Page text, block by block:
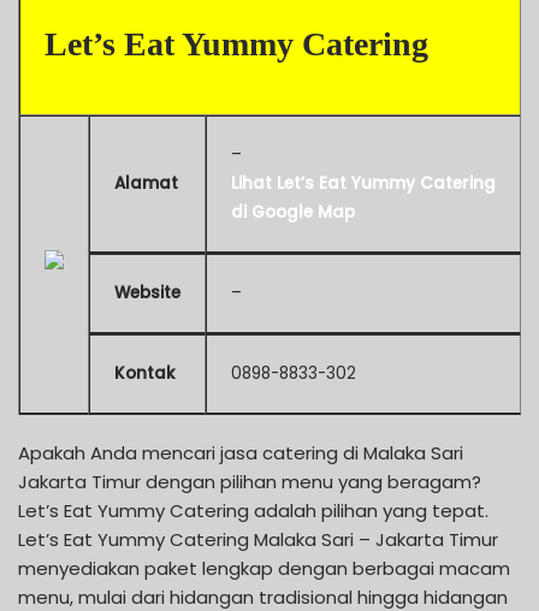
Let’s Eat Yummy Catering
Alamat
–
Lihat Let’s Eat Yummy Catering
di Google Map
Website –
Kontak 0898-8833-302
Apakah Anda mencari jasa catering di Malaka Sari
Jakarta Timur dengan pilihan menu yang beragam?
Let’s Eat Yummy Catering adalah pilihan yang tepat.
Let’s Eat Yummy Catering Malaka Sari – Jakarta Timur
menyediakan paket lengkap dengan berbagai macam
menu, mulai dari hidangan tradisional hingga hidangan